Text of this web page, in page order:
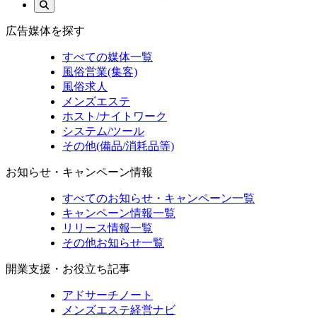
広告媒体を探す
すべての媒体一覧
風俗営業(集客)
風俗求人
メンズエステ
ホスト/ナイトワーク
システム/ツール
その他(備品/消耗品等)
お知らせ・キャンペーン情報
すべてのお知らせ・キャンペーン一覧
キャンペーン情報一覧
リリース情報一覧
その他お知らせ一覧
開業支援・お役立ち記事
アドサーチノート
メンズエステ経営ナビ